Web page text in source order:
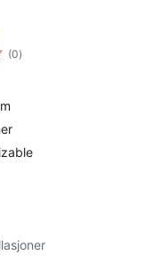
(0totale
vurderinger
)